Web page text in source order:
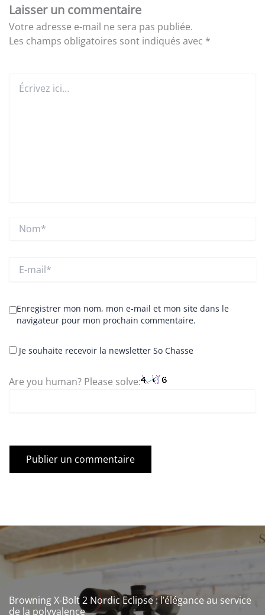
Laisser un commentaire
Votre adresse e-mail ne sera pas publiée.
Les champs obligatoires sont indiqués avec *
ici…
mail*
Enregistrer mon nom, mon e-mail et mon site dans le
navigateur pour mon prochain commentaire.
Je souhaite recevoir la newsletter So Chasse
Are you human? Please solve:
Browning X-Bolt 2 Nordic Eclipse : l’élégance au service
de la polyvalence